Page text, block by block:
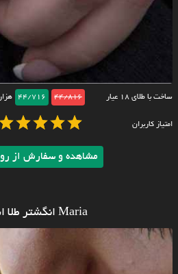
ساخت با طلای ۱۸ عیار 44/816
44/716
امتیاز کاربران
مشاهده و سفارش از
Maria انگشتر طلا اسم ماریا